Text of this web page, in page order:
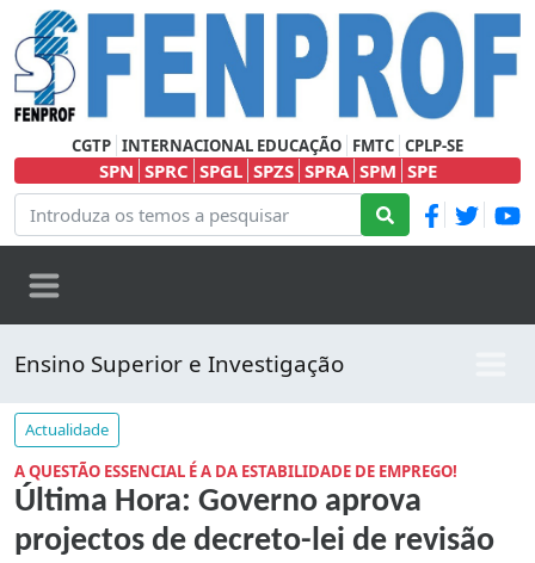
CGTP INTERNACIONAL EDUCAÇÃO FMTC CPLP-SE
SPN SPRC SPGL SPZS SPRA SPM SPE
Ensino Superior e Investigação
Actualidade
A QUESTÃO ESSENCIAL É A DA ESTABILIDADE DE EMPREGO!
Última Hora: Governo aprova
projectos de decreto-lei de revisão